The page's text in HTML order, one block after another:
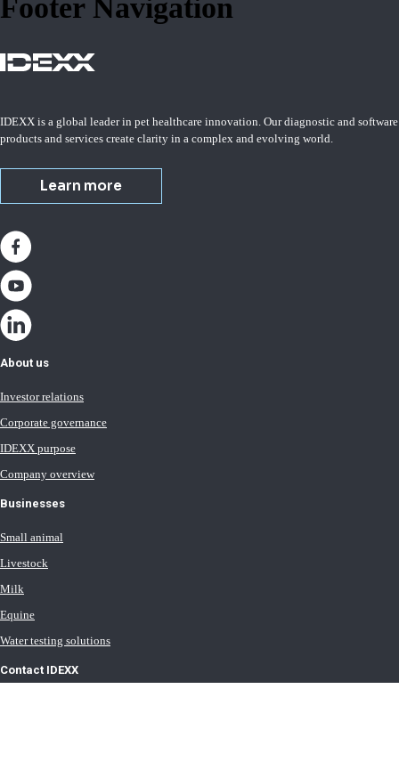
Footer Navigation
IDEXX is a global leader in pet healthcare innovation. Our diagnostic and software
products and services create clarity in a complex and evolving world.
Learn more
About us
Investor relations
Corporate governance
IDEXX purpose
Company overview
Businesses
Small animal
Livestock
Milk
Equine
Water testing solutions
Contact IDEXX